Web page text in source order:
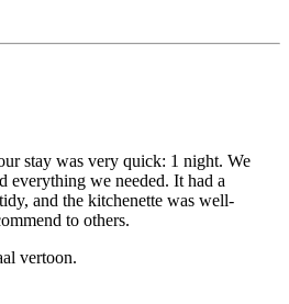
stay was very quick: 1 night. We
everything we needed. It had a
and the kitchenette was well-
to others.
vertoon.